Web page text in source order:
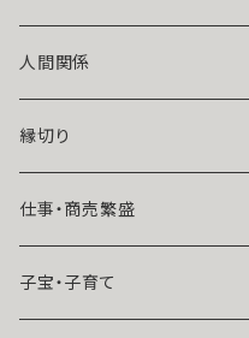
風水師さくら
魔術師恋雪
魔術師N.Kelly
魔術師Sara Serendipity
ライバルの居る恋（略奪したい）
年齢差のある恋（年上・年下）
マンネリ気味の恋
遠距離
人間関係
縁切り
仕事・商売繁盛
子宝・子育て